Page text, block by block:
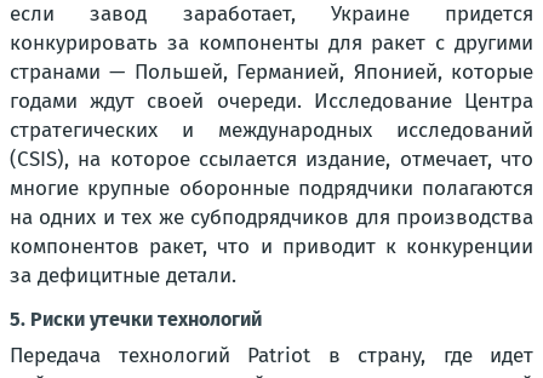
если завод заработает, Украине придется
конкурировать за компоненты для ракет с другими
странами — Польшей, Германией, Японией, которые
годами ждут своей очереди. Исследование Центра
стратегических и международных исследований
(CSIS), на которое ссылается издание, отмечает, что
многие крупные оборонные подрядчики полагаются
на одних и тех же субподрядчиков для производства
компонентов ракет, что и приводит к конкуренции
за дефицитные детали.
5. Риски утечки технологий
Передача технологий Patriot в страну, где идет